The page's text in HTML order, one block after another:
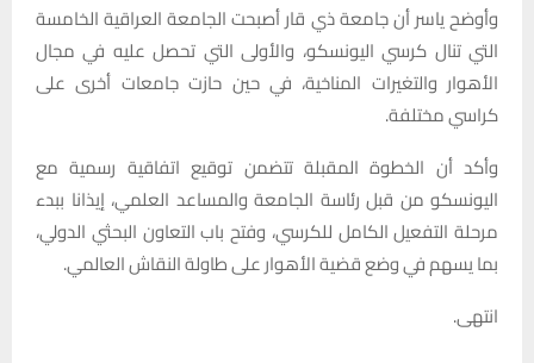
وأوضح ياسر أن جامعة ذي قار أصبحت الجامعة العراقية الخامسة
التي تنال كرسي اليونسكو، والأولى التي تحصل عليه في مجال
الأهوار والتغيرات المناخية، في حين حازت جامعات أخرى على
كراسي مختلفة.
وأكد أن الخطوة المقبلة تتضمن توقيع اتفاقية رسمية مع
اليونسكو من قبل رئاسة الجامعة والمساعد العلمي، إيذانا ببدء
مرحلة التفعيل الكامل للكرسي، وفتح باب التعاون البحثي الدولي،
بما يسهم في وضع قضية الأهوار على طاولة النقاش العالمي.
انتهى.